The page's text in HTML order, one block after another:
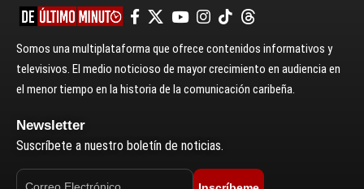
Somos una multiplataforma que ofrece contenidos informativos y
televisivos. El medio noticioso de mayor crecimiento en audiencia en
el menor tiempo en la historia de la comunicación caribeña.
Newsletter
Suscríbete a nuestro boletín de noticias.